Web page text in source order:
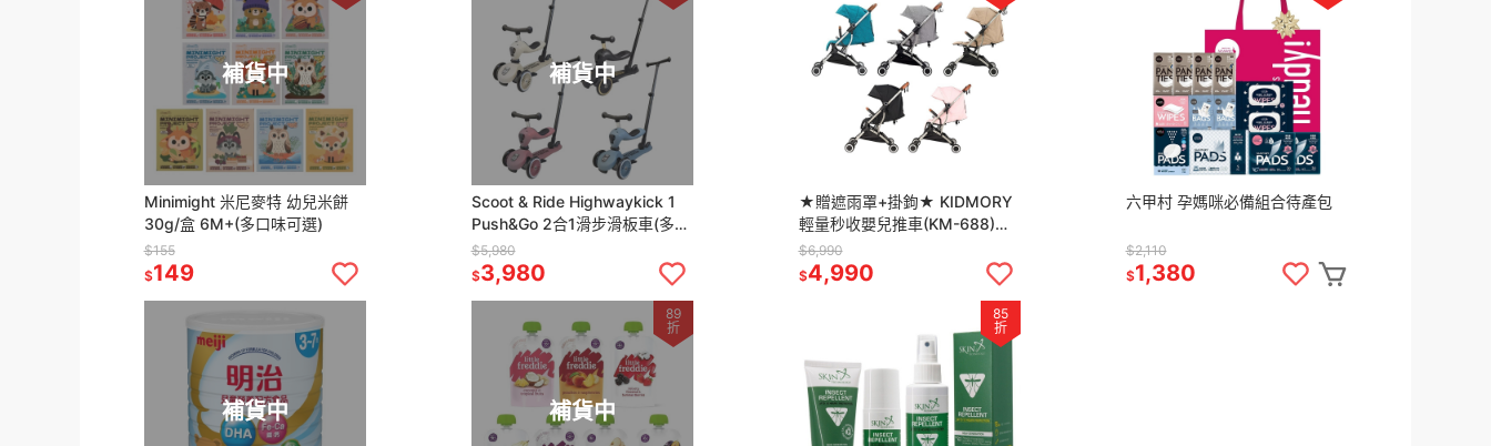
補貨中
Minimight 米尼麥特 幼兒米餅
30g/盒 6M+(多口味可選)
$155
$149
補貨中
Scoot & Ride Highwaykick 1
Push&Go 2合1滑步滑板車(多色
可選)
$5,980
$3,980
★贈遮雨罩+掛鉤★ KIDMORY
輕量秒收嬰兒推車(KM-688)多
色可選
$6,990
$4,990
六甲村 孕媽咪必備組合待產包
$2,110
$1,380
補貨中 補貨中
89
折
85
折